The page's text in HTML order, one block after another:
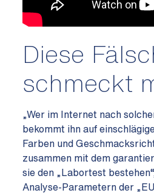
Diese
schmeckt
„Wer im Internet nach
bekommt ihn auf
Farben und
zusammen mit dem
sie den „Labortest
Analyse-Parametern der